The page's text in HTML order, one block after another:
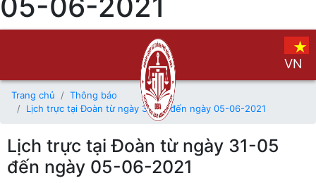
VN
Trang chủ
Thông báo
Lịch trực tại Đoàn từ ngày 31-05 đến ngày 05-06-2021
Lịch trực tại Đoàn từ ngày 31-05
đến ngày 05-06-2021